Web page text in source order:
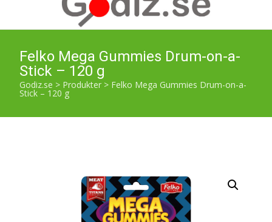
Felko Mega Gummies Drum-on-a-
Stick – 120 g
Godiz.se > Produkter > Felko Mega Gummies Drum-on-a-
Stick – 120 g